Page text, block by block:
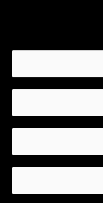
Cos’è incluso